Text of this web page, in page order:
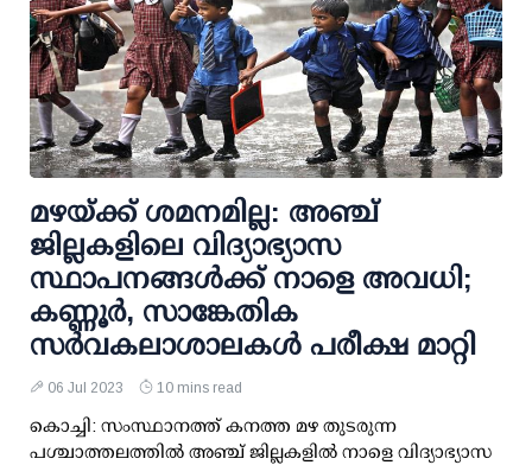
മഴയ്ക്ക് ശമനമില്ല: അഞ്ച്
ജില്ലകളിലെ വിദ്യാഭ്യാസ
സ്ഥാപനങ്ങള്‍ക്ക് നാളെ അവധി;
കണ്ണൂര്‍, സാങ്കേതിക
സര്‍വകലാശാലകള്‍ പരീക്ഷ മാറ്റി
06 Jul 2023 10 mins read
കൊച്ചി: സംസ്ഥാനത്ത് കനത്ത മഴ തുടരുന്ന
പശ്ചാത്തലത്തില്‍ അഞ്ച് ജില്ലകളില്‍ നാളെ വിദ്യാഭ്യാസ